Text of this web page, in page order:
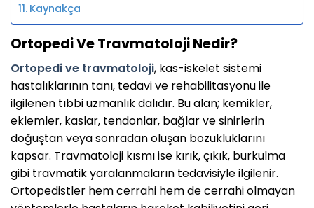
Kaynakça
Ortopedi Ve Travmatoloji Nedir?
Ortopedi ve travmatoloji, kas-iskelet sistemi
hastalıklarının tanı, tedavi ve rehabilitasyonu ile
ilgilenen tıbbi uzmanlık dalıdır. Bu alan; kemikler,
eklemler, kaslar, tendonlar, bağlar ve sinirlerin
doğuştan veya sonradan oluşan bozukluklarını
kapsar. Travmatoloji kısmı ise kırık, çıkık, burkulma
gibi travmatik yaralanmaların tedavisiyle ilgilenir.
Ortopedistler hem cerrahi hem de cerrahi olmayan